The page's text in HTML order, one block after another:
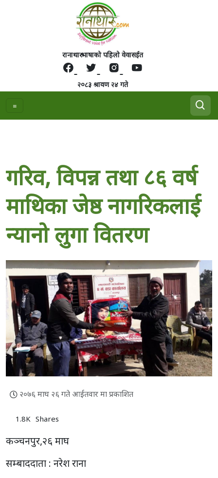
रानाथारु भाषाको पहिलो वेवासईत
२०८३ श्रावण २४ गते
गरिव, विपन्न तथा ८६ वर्ष
माथिका जेष्ठ नागरिकलाई
न्यानो लुगा वितरण
२०७६ माघ २६ गते आईतवार मा प्रकाशित
1.8K Shares
कञ्चनपुर,२६ माघ
सम्बाददाता : नरेश राना